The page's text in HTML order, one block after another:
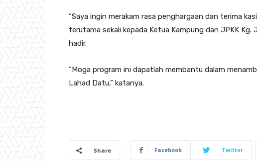
“Saya ingin merakam rasa penghargaan dan terima
terutama sekali kepada Ketua Kampung dan JPKK
hadir.
“Moga program ini dapatlah membantu dalam
Lahad Datu,” katanya.
Share Facebook Twitter